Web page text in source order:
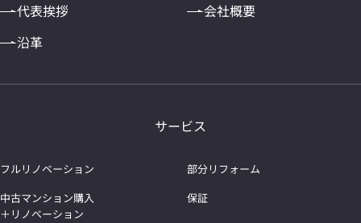
代表挨拶
会社概要
沿革
サービス
フルリノベーション
部分リフォーム
中古マンション購入
＋リノベーション
保証